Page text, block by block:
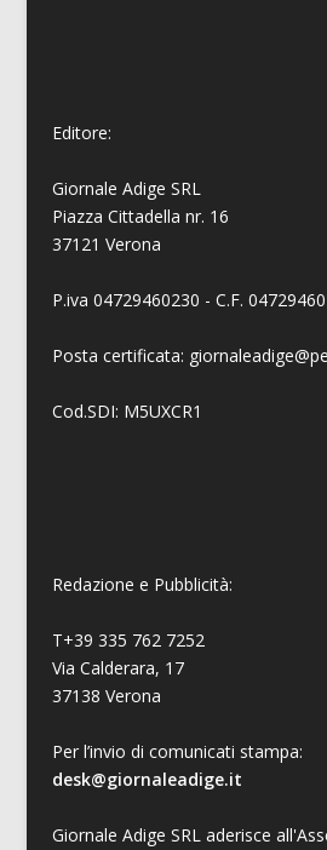
Editore:
Giornale Adige SRL
Piazza Cittadella nr. 16
37121 Verona
P.iva 04729460230 - C.F.
Posta certificata:
Cod.SDI: M5UXCR1
Redazione e Pubblicità:
T+39 335 762 7252
Via Calderara, 17
37138 Verona
Per l’invio di comunicati stampa:
desk@giornaleadige.it
Giornale Adige SRL aderisce